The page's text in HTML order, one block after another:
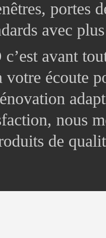
portes
avec
avant
votre écoute
nous
de